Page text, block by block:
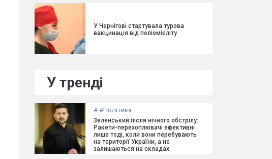
У Чернігові стартувала турова
вакцинація від поліомієліту
У тренді
# #Політика
Зеленський після нічного обстрілу:
Ракети-перехоплювачі ефективні
лише тоді, коли вони перебувають
на території України, а не
залишаються на складах.